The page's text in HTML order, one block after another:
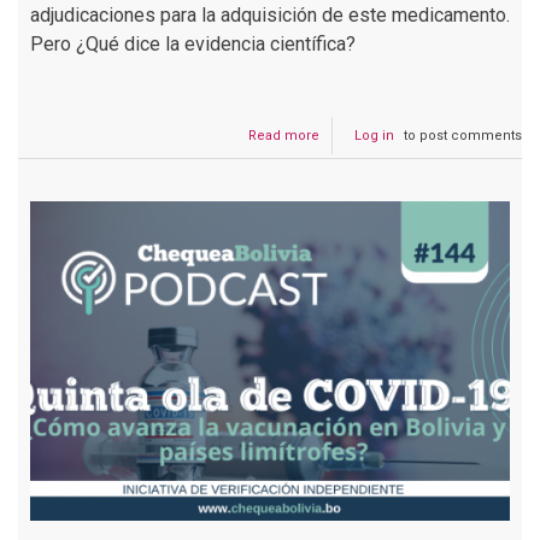
adjudicaciones para la adquisición de este medicamento.
Pero ¿Qué dice la evidencia científica?
Read more
Municipios
de
Ivermectina
científica
suficiente
sobre
su
uso
contra
el
COVID-
Log in to post comments